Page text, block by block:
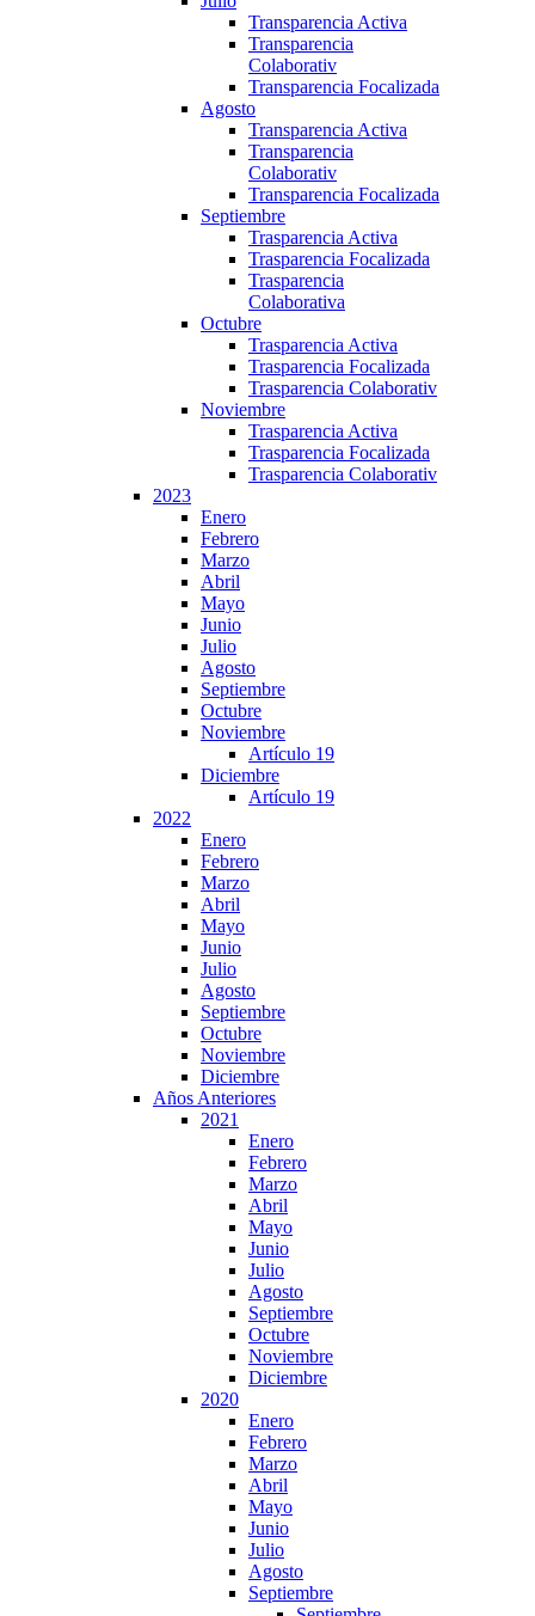
Transparencia Activa
Transparencia
Colaborativ
Transparencia Focalizada
Agosto
Transparencia Activa
Transparencia
Colaborativ
Transparencia Focalizada
Septiembre
Trasparencia Activa
Trasparencia Focalizada
Trasparencia
Colaborativa
Octubre
Trasparencia Activa
Trasparencia Focalizada
Trasparencia Colaborativ
Noviembre
Trasparencia Activa
Trasparencia Focalizada
Trasparencia Colaborativ
2023
Enero
Febrero
Marzo
Abril
Mayo
Junio
Julio
Agosto
Septiembre
Octubre
Noviembre
Artículo 19
Diciembre
Artículo 19
2022
Enero
Febrero
Marzo
Abril
Mayo
Junio
Julio
Agosto
Septiembre
Octubre
Noviembre
Diciembre
Años Anteriores
2021
Enero
Febrero
Marzo
Abril
Mayo
Junio
Julio
Agosto
Septiembre
Octubre
Noviembre
Diciembre
2020
Enero
Febrero
Marzo
Abril
Mayo
Junio
Julio
Agosto
Septiembre